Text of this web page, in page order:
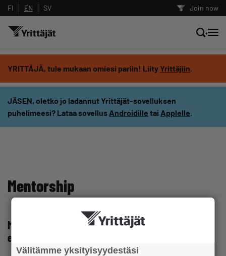
Join now
FI EN SV
YRITTÄJÄ, tule mukaan omiesi pariin! LiityYrittäjiin.
JÄSEN, oletko jo ladannut Yrittäjät-sovelluksen
puhelimeesi? Lataa sovellus Androidille tai Applelle.
Mentorship
Mentoring programme for immigrant female
entrepreneurs
Search news, content and training
Välitämme yksityisyydestäsi